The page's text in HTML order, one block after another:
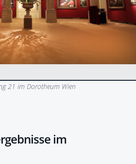
21 im Dorotheum Wien
im